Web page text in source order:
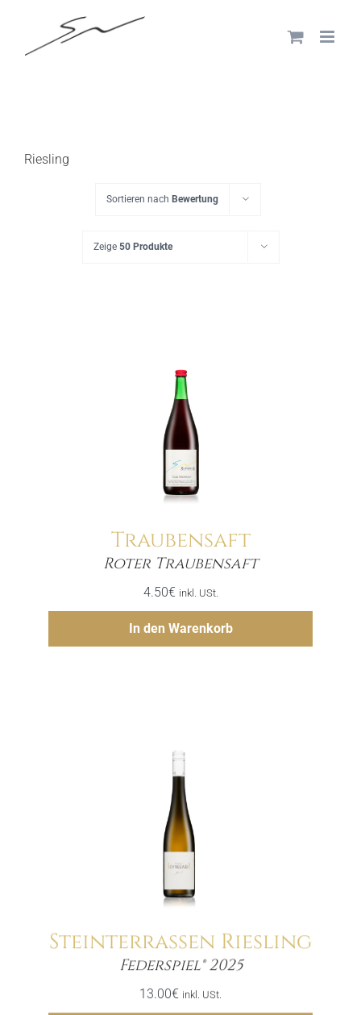
content
Riesling
Sortieren nach Bewertung
Zeige 50 Produkte
Traubensaft
Roter Traubensaft
4.50€ inkl. USt.
In den Warenkorb
Menge
Hinzufügen
Steinterrassen Riesling
Federspiel® 2025
13.00€ inkl. USt.
Menge